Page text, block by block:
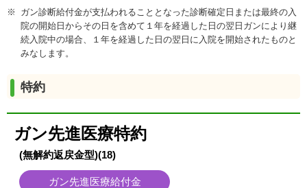
ガン診断給付金が支払われることとなった診断確定日または最終の入
院の開始日からその日を含めて１年を経過した日の翌日ガンにより継
続入院中の場合、１年を経過した日の翌日に入院を開始されたものと
みなします。
特約
ガン先進医療特約
(無解約返戻金型)(18)
ガン先進医療給付金